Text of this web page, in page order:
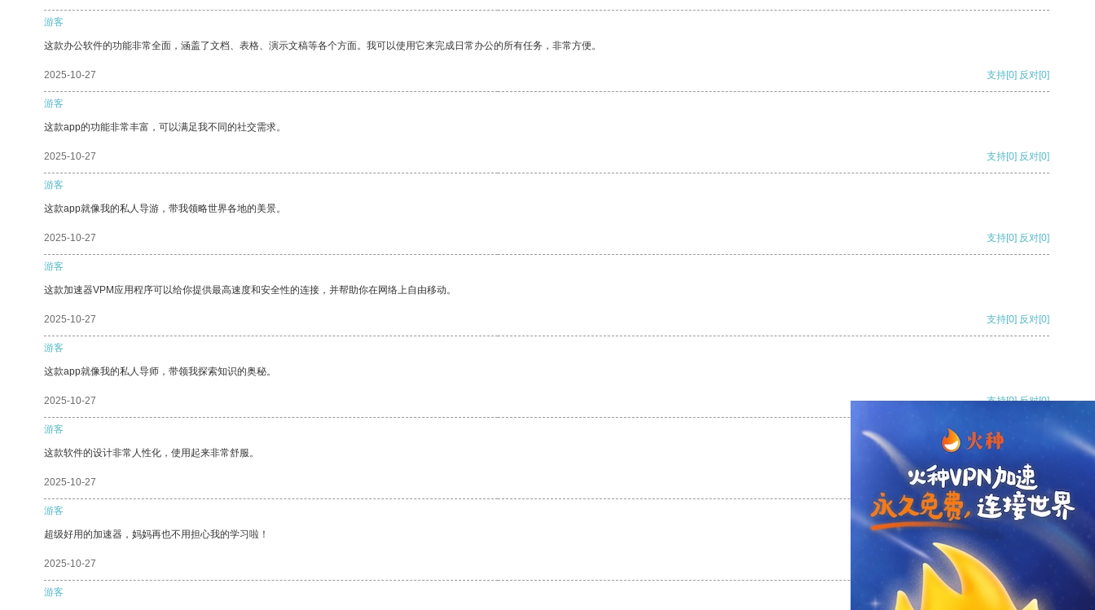
游客
这款办公软件的功能非常全面，涵盖了文档、表格、演示文稿等各个方面。我可以使用它来完成日常办公的所有任务，非常方便。
2025-10-27 支持[0] 反对[0]
游客
这款app的功能非常丰富，可以满足我不同的社交需求。
2025-10-27 支持[0] 反对[0]
游客
这款app就像我的私人导游，带我领略世界各地的美景。
2025-10-27 支持[0] 反对[0]
游客
这款加速器VPM应用程序可以给你提供最高速度和安全性的连接，并帮助你在网络上自由移动。
2025-10-27 支持[0] 反对[0]
游客
这款app就像我的私人导师，带领我探索知识的奥秘。
2025-10-27 支持[0] 反对[0]
游客
这款软件的设计非常人性化，使用起来非常舒服。
2025-10-27 支持[0] 反对
游客
超级好用的加速器，妈妈再也不用担心我的学习啦！
2025-10-27 支持
游客